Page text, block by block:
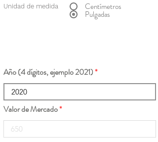
Unidad de medida Centímetros
Pulgadas
Año (4 dígitos, ejemplo 2021)
Valor de Mercado